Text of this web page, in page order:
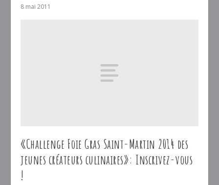
8 mai 2011
«Challenge Foie Gras Saint-Martin 2014 des
jeunes créateurs culinaires»: Inscrivez-vous
!